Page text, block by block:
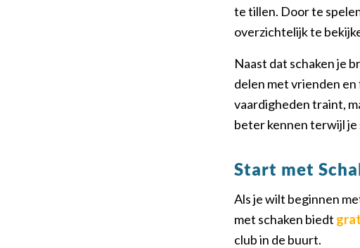
te tillen. Door te
overzichtelijk te
Naast dat schaken je
delen met vrienden
vaardigheden traint,
beter kennen terwijl je
Start met
Als je wilt beginnen
met schaken biedt
club in de buurt.